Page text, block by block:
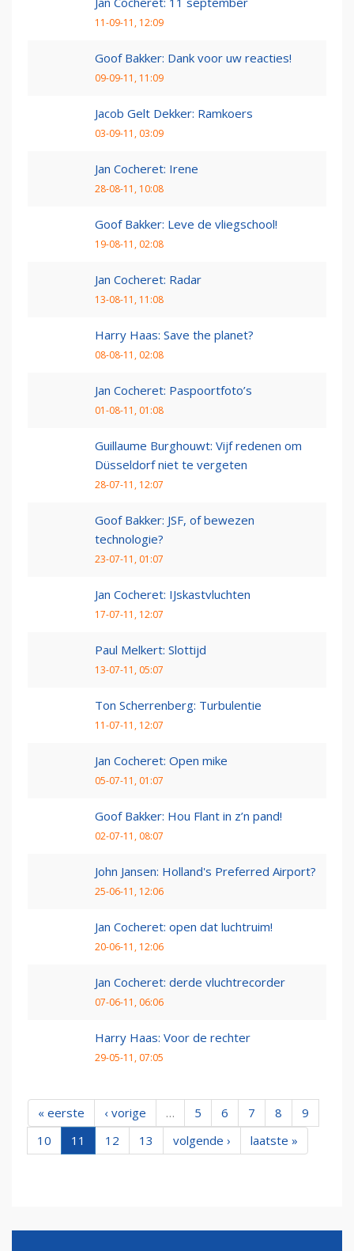
11-09-11, 12:09
Goof Bakker: Dank voor uw reacties!
09-09-11, 11:09
Jacob Gelt Dekker: Ramkoers
03-09-11, 03:09
Jan Cocheret: Irene
28-08-11, 10:08
Goof Bakker: Leve de vliegschool!
19-08-11, 02:08
Jan Cocheret: Radar
13-08-11, 11:08
Harry Haas: Save the planet?
08-08-11, 02:08
Jan Cocheret: Paspoortfoto’s
01-08-11, 01:08
Guillaume Burghouwt: Vijf redenen om
Düsseldorf niet te vergeten
28-07-11, 12:07
Goof Bakker: JSF, of bewezen
technologie?
23-07-11, 01:07
Jan Cocheret: IJskastvluchten
17-07-11, 12:07
Paul Melkert: Slottijd
13-07-11, 05:07
Ton Scherrenberg: Turbulentie
11-07-11, 12:07
Jan Cocheret: Open mike
05-07-11, 01:07
Goof Bakker: Hou Flant in z’n pand!
02-07-11, 08:07
John Jansen: Holland's Preferred Airport?
25-06-11, 12:06
Jan Cocheret: open dat luchtruim!
20-06-11, 12:06
Jan Cocheret: derde vluchtrecorder
07-06-11, 06:06
Harry Haas: Voor de rechter
29-05-11, 07:05
« eerste ‹ vorige … 5 6 7 8
9
10
11 12 13 volgende › laatste »